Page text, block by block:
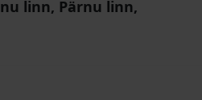
linn, Pärnu linn,